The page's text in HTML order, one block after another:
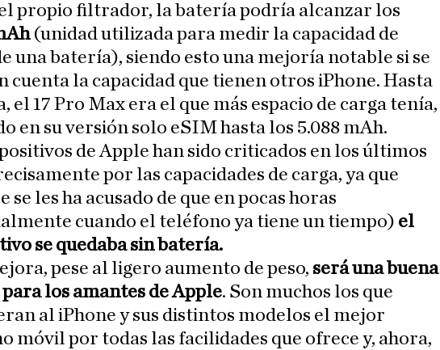
propio filtrador, la batería podría alcanzar los
(unidad utilizada para medir la capacidad de
una batería), siendo esto una mejoría notable si se
cuenta la capacidad que tienen otros iPhone. Hasta
el 17 Pro Max era el que más espacio de carga tenía,
en su versión solo eSIM hasta los 5.088 mAh.
de Apple han sido criticados en los últimos
por las capacidades de carga, ya que
se les ha acusado de que en pocas horas
cuando el teléfono ya tiene un tiempo) el
se quedaba sin batería.
pese al ligero aumento de peso, será una buena
los amantes de Apple. Son muchos los que
al iPhone y sus distintos modelos el mejor
móvil por todas las facilidades que ofrece y, ahora,